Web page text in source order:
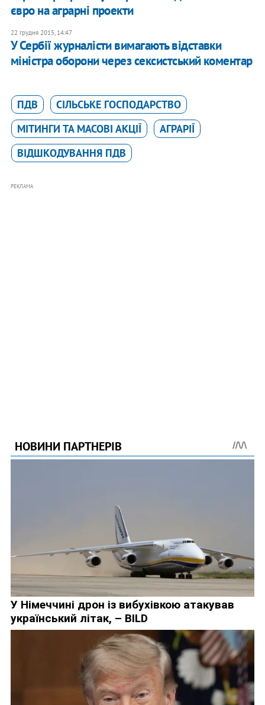
євро на аграрні проекти
22 грудня 2015, 14:47
У Сербії журналісти вимагають відставки
міністра оборони через сексистський коментар
ПДВ
СІЛЬСЬКЕ ГОСПОДАРСТВО
МІТИНГИ ТА МАСОВІ АКЦІЇ
АГРАРІЇ
ВІДШКОДУВАННЯ ПДВ
РЕКЛАМА